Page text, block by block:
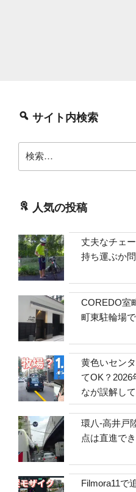
サイト内検索
索:
人気の投稿
丈夫なチェ
持ち運ぶか
COREDO室
町東駐輪場
黄色いセン
てOK？2026
なが誤解し
環八-高井戸
点は直進で
Filmora11で